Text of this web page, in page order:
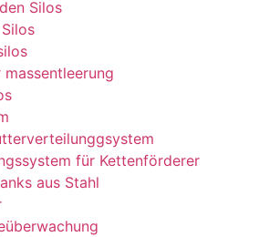
Silos
massentleerung
für Kettenförderer
aus Stahl